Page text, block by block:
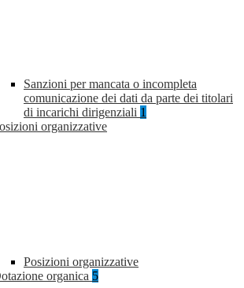
Sanzioni per mancata o incompleta
comunicazione dei dati da parte dei titolari
di incarichi dirigenziali 1
organizzative
Posizioni organizzative
organica 5